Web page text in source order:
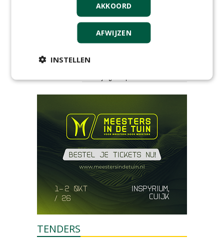
Vakdag 'All About Annuals'
zet eenjarige planten
centraal in Appeltern
donderdag 27 augustus 2026
GaLaBau 2026: internationale
stedelijk groen
TENDERS
AKKOORD
AFWIJZEN
INSTELLEN